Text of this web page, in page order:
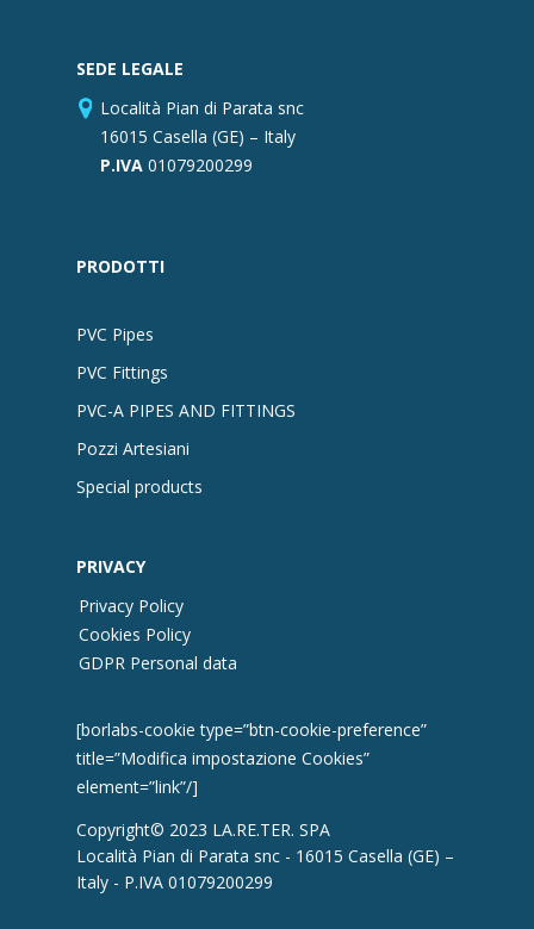
SEDE LEGALE
Località Pian di Parata snc
16015 Casella (GE) – Italy
P.IVA 01079200299
PRODOTTI
PVC Pipes
PVC Fittings
PVC-A PIPES AND FITTINGS
Pozzi Artesiani
Special products
PRIVACY
Privacy Policy
Cookies Policy
GDPR Personal data
[borlabs-cookie type=”btn-cookie-preference”
title=”Modifica impostazione Cookies”
element=”link”/]
Copyright© 2023 LA.RE.TER. SPA
Località Pian di Parata snc - 16015 Casella (GE) –
Italy - P.IVA 01079200299